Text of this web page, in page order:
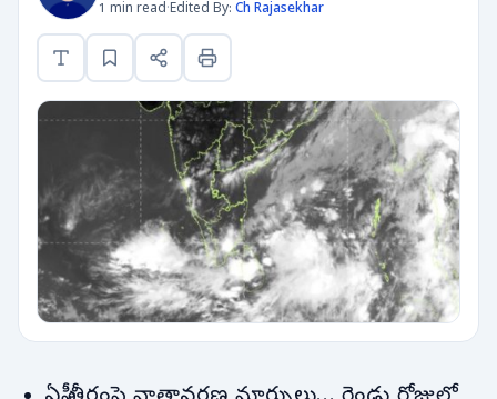
1 min read·Edited By: Ch Rajasekhar